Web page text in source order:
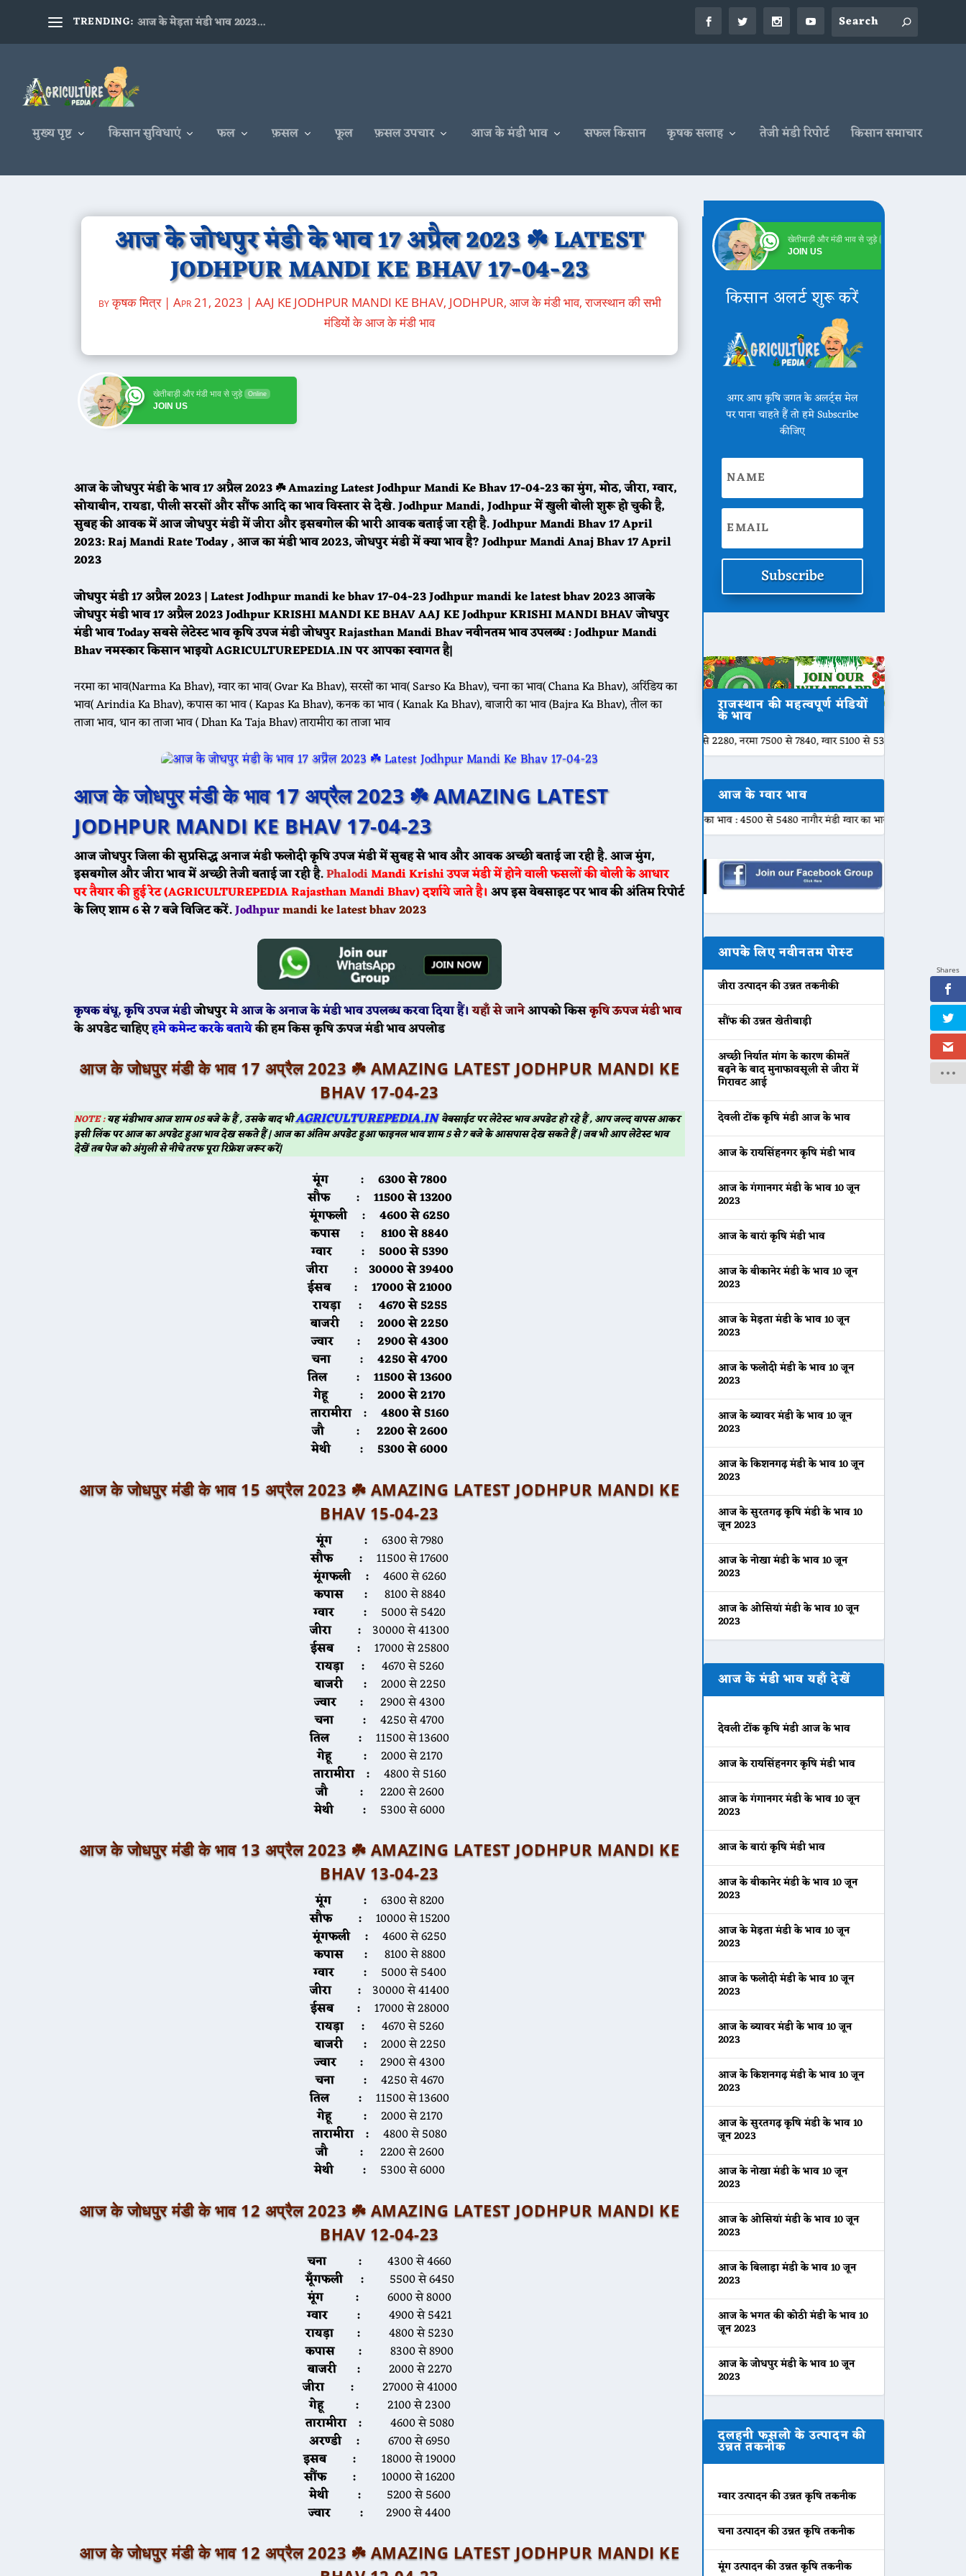
TRENDING: आज के मेड़ता मंडी भाव 2023...
मुख्य पृष्ट किसान सुविधाएं फल फ़सल फूल फ़सल उपचार आज के मंडी भाव सफल किसान कृषक सलाह तेजी मंडी रिपोर्ट किसान समाचार
आज के जोधपुर मंडी के भाव 17 अप्रैल 2023 ☘️ LATEST
JODHPUR MANDI KE BHAV 17-04-23
byकृषक मित्र| Apr 21, 2023 | AAJ KE JODHPUR MANDI KE BHAV, JODHPUR, आज के मंडी भाव,राजस्थान की सभी
मंडियों के आज के मंडी भाव
खेतीबाड़ी और मंडी भाव से जुड़े Online
JOIN US
आज के जोधपुर मंडी के भाव 17 अप्रैल 2023 ☘️ Amazing Latest Jodhpur Mandi Ke Bhav 17-04-23 का मुंग, मोठ, जीरा, ग्वार,
सोयाबीन, रायडा, पीली सरसों और सौंफ आदि का भाव विस्तार से देखे. Jodhpur Mandi, Jodhpur में खुली बोली शुरू हो चुकी है,
सुबह की आवक में आज जोधपुर मंडी में जीरा और इसबगोल की भारी आवक बताई जा रही है. Jodhpur Mandi Bhav 17 April
2023: Raj Mandi Rate Today , आज का मंडी भाव 2023, जोधपुर मंडी में क्या भाव है? Jodhpur Mandi Anaj Bhav 17 April
2023
जोधपुर मंडी 17 अप्रैल 2023 | Latest Jodhpur mandi ke bhav 17-04-23 Jodhpur mandi ke latest bhav 2023 आजके
जोधपुर मंडी भाव 17 अप्रैल 2023 Jodhpur KRISHI MANDI KE BHAV AAJ KE Jodhpur KRISHI MANDI BHAV जोधपुर
मंडी भाव Today सबसे लेटेस्ट भाव कृषि उपज मंडी जोधपुर Rajasthan Mandi Bhav नवीनतम भाव उपलब्ध : Jodhpur Mandi
Bhav नमस्कार किसान भाइयो AGRICULTUREPEDIA.IN पर आपका स्वागत है|
नरमा का भाव(Narma Ka Bhav), ग्वार का भाव( Gvar Ka Bhav), सरसों का भाव( Sarso Ka Bhav), चना का भाव( Chana Ka Bhav), अरिंडिय का
भाव( Arindia Ka Bhav), कपास का भाव ( Kapas Ka Bhav), कनक का भाव ( Kanak Ka Bhav), बाजारी का भाव (Bajra Ka Bhav), तील का
ताजा भाव, धान का ताजा भाव ( Dhan Ka Taja Bhav) तारामीरा का ताजा भाव
आज के जोधपुर मंडी के भाव 17 अप्रैल 2023 ☘️ AMAZING LATEST
JODHPUR MANDI KE BHAV 17-04-23
आज जोधपुर जिला की सुप्रसिद्ध अनाज मंडी फलोदी कृषि उपज मंडी में सुबह से भाव और आवक अच्छी बताई जा रही है. आज मुंग,
इसबगोल और जीरा भाव में अच्छी तेजी बताई जा रही है.PhalodiMandiKrishi उपज मंडी में होने वाली फसलों की बोली के आधार
पर तैयार की हुई रेट (AGRICULTUREPEDIA Rajasthan Mandi Bhav) दर्शाये जाते है। अप इस वेबसाइट पर भाव की अंतिम रिपोर्ट
के लिए शाम 6 से 7 बजे विजिट करें.Jodhpurmandi ke latest bhav 2023
कृषक बंधू, कृषि उपज मंडीजोधपुरमेआज केअनाज के मंडी भाव उपलब्ध करवा दिया हैं। यहाँ से जानेआपको किसकृषि ऊपज मंडी भाव
के अपडेट चाहिएहमे कमेन्ट करके बतायेकी हम किस कृषि ऊपज मंडी भाव अपलोड
आज के जोधपुर मंडी के भाव 17 अप्रैल 2023 ☘️ AMAZING LATEST JODHPUR MANDI KE
BHAV 17-04-23
NOTE :यह मंडीभाव आज शाम 05 बजे के हैं , उसके बाद भीAGRICULTUREPEDIA.INवेबसाईट पर लेटेस्ट भाव अपडेट हो रहे हैं , आप जल्द वापस आकर
इसी लिंक पर आज का अपडेट हुआ भाव देख सकते हैं | आज का अंतिम अपडेट हुआ फाइनल भाव शाम 5 से 7 बजे के आसपास देख सकते हैं | जब भी आप लेटेस्ट भाव
देखें तब पेज को अंगुली से नीचे तरफ पूरा रिफ्रेश जरूर करें|
मूंग :
6300 से 7800
सौफ :
11500 से 13200
मूंगफली : 4600 से 6250
कपास :8100 से 8840
ग्वार : 5000 से 5390
जीरा : 30000 से 39400
ईसब :
17000 से 21000
रायड़ा :
4670 से 5255
बाजरी :2000 से 2250
ज्वार :
2900 से 4300
चना : 4250 से 4700
तिल : 11500 से 13600
गेहू :
2000 से 2170
तारामीरा :
4800 से 5160
जौ :
2200 से 2600
मेथी
: 5300 से 6000
आज के जोधपुर मंडी के भाव 15 अप्रैल 2023 ☘️ AMAZING LATEST JODHPUR MANDI KE
BHAV 15-04-23
मूंग :
6300 से 7980
सौफ :
11500 से 17600
मूंगफली : 4600 से 6260
कपास : 8100 से 8840
ग्वार : 5000 से 5420
जीरा :
30000 से 41300
ईसब :
17000 से 25800
रायड़ा :
4670 से 5260
बाजरी : 2000 से 2250
ज्वार :
2900 से 4300
चना :4250 से 4700
तिल :11500 से 13600
गेहू :
2000 से 2170
तारामीरा :
4800 से 5160
जौ :
2200 से 2600
मेथी
: 5300 से 6000
आज के जोधपुर मंडी के भाव 13 अप्रैल 2023 ☘️ AMAZING LATEST JODHPUR MANDI KE
BHAV 13-04-23
मूंग :
6300 से 8200
सौफ :
10000 से 15200
मूंगफली :4600 से 6250
कपास : 8100 से 8800
ग्वार : 5000 से 5400
जीरा :
30000 से 41400
ईसब :
17000 से 28000
रायड़ा :
4670 से 5260
बाजरी : 2000 से 2250
ज्वार :
2900 से 4300
चना : 4250 से 4670
तिल :11500 से 13600
गेहू :
2000 से 2170
तारामीरा :
4800 से 5080
जौ :
2200 से 2600
मेथी
: 5300 से 6000
आज के जोधपुर मंडी के भाव 12 अप्रैल 2023 ☘️ AMAZING LATEST JODHPUR MANDI KE
BHAV 12-04-23
चना :
4300 से 4660
मूँगफली : 5500 से 6450
मूंग :
6000 से 8000
ग्वार :
4900 से 5421
रायड़ा :
4800 से 5230
कपास :
8300 से 8900
बाजरी :
2000 से 2270
जीरा :
27000 से 41000
गेहू :
2100 से 2300
तारामीरा :
4600 से 5080
अरण्डी :
6700 से 6950
इसब :
18000 से 19000
सौंफ :
10000 से 16200
मेथी : 5200 से 5600
ज्वार :
2900 से 4400
आज के जोधपुर मंडी के भाव 12 अप्रैल 2023 ☘️ AMAZING LATEST JODHPUR MANDI KE
खेतीबाड़ी और मंडी भाव से जुड़े
JOIN US
किसान अलर्ट शुरू करें
अगर आप कृषि जगत के अलर्ट्स मेल
पर पाना चाहते हैं तो हमे Subscribe
कीजिए
Subscribe
राजस्थान की महत्वपूर्ण मंडियों
के भाव
🌾 आज 20 मई के भाव ☘️ श्री विजयनगर मंडी के भाव सरसों 4200 से 4630, गेहूं 2050 से 2280, नरमा 7500 से 7840, ग्वार 5100 से 5301, बाजरी 2000 से 2200,
आज के ग्वार भाव
🌾 आज 20 मई ग्वार के भाव मेड़ता मंडी ग्वार का भाव : 5050 से 5530 डेगाना मंडी ग्वार का भाव : 4500 से 5480 नागौर मंडी ग्वार का भाव : 4800 से 5450 नोखा मंडी
आपके लिए नवीनतम पोस्ट
जीरा उत्पादन की उन्नत तकनीकी
सौंफ की उन्नत खेतीबाड़ी
अच्छी निर्यात मांग के कारण कीमतें
बढ़ने के बाद मुनाफावसूली से जीरा में
गिरावट आई
देवली टोंक कृषि मंडी आज के भाव
आज के रायसिंहनगर कृषि मंडी भाव
आज के गंगानगर मंडी के भाव 10 जून
2023
आज के बारां कृषि मंडी भाव
आज के बीकानेर मंडी के भाव 10 जून
2023
आज के मेड़ता मंडी के भाव 10 जून
2023
आज के फलोदी मंडी के भाव 10 जून
2023
आज के ब्यावर मंडी के भाव 10 जून
2023
आज के किशनगढ़ मंडी के भाव 10 जून
2023
आज के सुरतगढ़ कृषि मंडी के भाव 10
जून 2023
आज के नोखा मंडी के भाव 10 जून
2023
आज के ओसियां मंडी के भाव 10 जून
2023
आज के मंडी भाव यहाँ देखें
देवली टोंक कृषि मंडी आज के भाव
आज के रायसिंहनगर कृषि मंडी भाव
आज के गंगानगर मंडी के भाव 10 जून
2023
आज के बारां कृषि मंडी भाव
आज के बीकानेर मंडी के भाव 10 जून
2023
आज के मेड़ता मंडी के भाव 10 जून
2023
आज के फलोदी मंडी के भाव 10 जून
2023
आज के ब्यावर मंडी के भाव 10 जून
2023
आज के किशनगढ़ मंडी के भाव 10 जून
2023
आज के सुरतगढ़ कृषि मंडी के भाव 10
जून 2023
आज के नोखा मंडी के भाव 10 जून
2023
आज के ओसियां मंडी के भाव 10 जून
2023
आज के बिलाड़ा मंडी के भाव 10 जून
2023
आज के भगत की कोठी मंडी के भाव 10
जून 2023
आज के जोधपुर मंडी के भाव 10 जून
2023
दलहनी फसलो के उत्पादन की
उन्नत तकनीक
ग्वार उत्पादन की उन्नत कृषि तकनीक
चना उत्पादन की उन्नत कृषि तकनीक
मूंग उत्पादन की उन्नत कृषि तकनीक
Shares